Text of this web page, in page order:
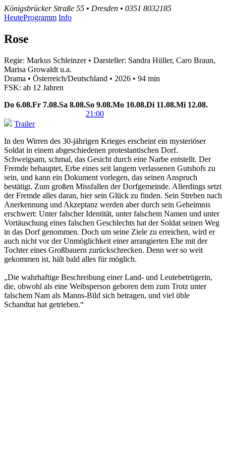
Königsbrücker Straße 55 • Dresden • 0351 8032185
HeuteProgramm Info
Rose
Regie: Markus Schleinzer • Darsteller: Sandra Hüller, Caro Braun,
Marisa Growaldt u.a.
Drama • Österreich/Deutschland • 2026 • 94 min
FSK: ab 12 Jahren
Do 6.08.Fr 7.08.Sa 8.08.So 9.08.Mo 10.08.Di 11.08.Mi 12.08.
21:00
Trailer
In den Wirren des 30-jährigen Krieges erscheint ein mysteriöser
Soldat in einem abgeschiedenen protestantischen Dorf.
Schweigsam, schmal, das Gesicht durch eine Narbe entstellt. Der
Fremde behauptet, Erbe eines seit langem verlassenen Gutshofs zu
sein, und kann ein Dokument vorlegen, das seinen Anspruch
bestätigt. Zum großen Missfallen der Dorfgemeinde. Allerdings setzt
der Fremde alles daran, hier sein Glück zu finden. Sein Streben nach
Anerkennung und Akzeptanz werden aber durch sein Geheimnis
erschwert: Unter falscher Identität, unter falschem Namen und unter
Vortäuschung eines falschen Geschlechts hat der Soldat seinen Weg
in das Dorf genommen. Doch um seine Ziele zu erreichen, wird er
auch nicht vor der Unmöglichkeit einer arrangierten Ehe mit der
Tochter eines Großbauern zurückschrecken. Denn wer so weit
gekommen ist, hält bald alles für möglich.
„Die wahrhaftige Beschreibung einer Land- und Leutebetrügerin,
die, obwohl als eine Weibsperson geboren dem zum Trotz unter
falschem Nam als Manns-Bild sich betragen, und viel üble
Schandtat hat getrieben.“